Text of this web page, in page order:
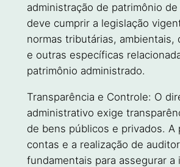
administração de patrimônio
deve cumprir a legislação
normas tributárias, ambientais,
e outras específicas
patrimônio administrado.
Transparência e Controle: O
administrativo exige
de bens públicos e privados. A
contas e a realização de
fundamentais para assegurar a